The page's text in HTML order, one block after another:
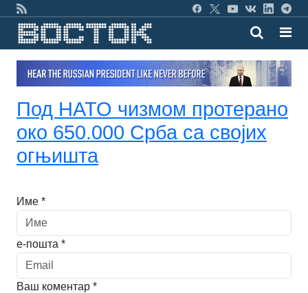
Под НАТО чизмом протерано
око 650.000 Срба са својих
огњишта
Име *
е-пошта *
Ваш коментар *